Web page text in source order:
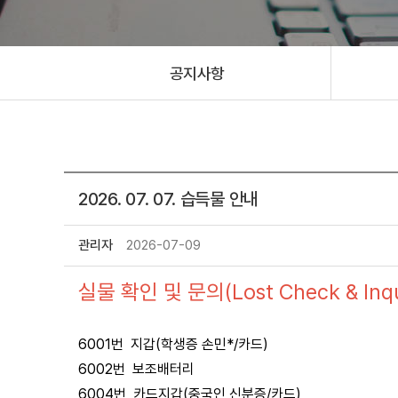
공지사항
2026. 07. 07. 습득물 안내
관리자 2026-07-09
실물 확인 및 문의(Lost Check &
6001번 지갑(학생증 손민*/카드)
6002번 보조배터리
6004번 카드지갑(중국인 신분증/카드)